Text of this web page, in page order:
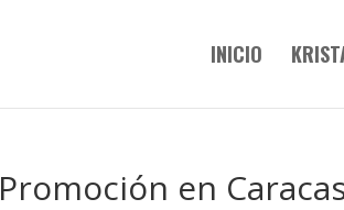
INICIO
Promoción en